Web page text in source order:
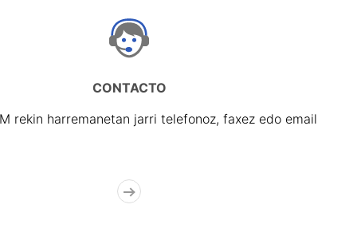
CONTACTO
rekin harremanetan jarri telefonoz, faxez edo email